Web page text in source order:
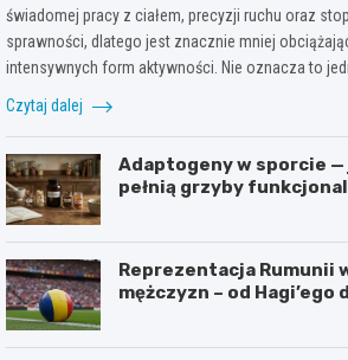
świadomej pracy z ciałem, precyzji ruchu oraz
sprawności, dlatego jest znacznie mniej
intensywnych form aktywności. Nie oznacza to
Czytaj dalej
Adaptogeny w sporcie —
pełnią grzyby
Reprezentacja Rumunii
mężczyzn – od Hagi’ego